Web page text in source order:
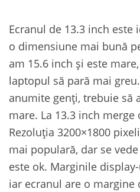
Ecranul de 13.3 inch este
o dimensiune mai bună
am 15.6 inch și este
laptopul să pară mai
anumite genți, trebuie să
mare. La 13.3 inch merge
Rezoluția 3200×1800
mai populară, dar se
este ok. Marginile
iar ecranul are o margine